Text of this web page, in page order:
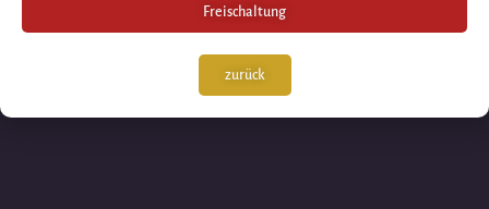
Freischaltung
zurück